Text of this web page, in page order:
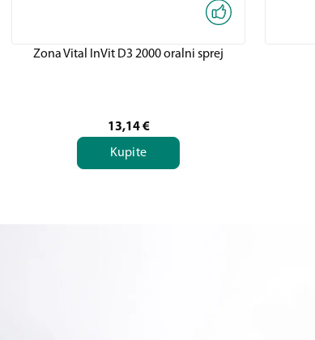
Zona Vital InVit D3 2000 oralni sprej
13,14 €
Kupite